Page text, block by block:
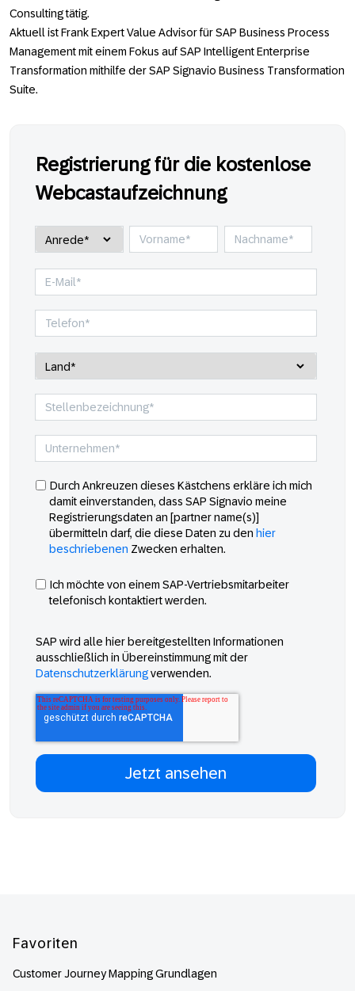
Consulting tätig.
Aktuell ist Frank Expert Value Advisor für SAP Business Process
Management mit einem Fokus auf SAP Intelligent Enterprise
Transformation mithilfe der SAP Signavio Business Transformation
Suite.
Registrierung für die kostenlose
Webcastaufzeichnung
Durch Ankreuzen dieses Kästchens erkläre ich mich
damit einverstanden, dass SAP Signavio meine
Registrierungsdaten an [partner name(s)]
übermitteln darf, die diese Daten zu den hier
beschriebenen Zwecken erhalten.
Ich möchte von einem SAP-Vertriebsmitarbeiter
telefonisch kontaktiert werden.
SAP wird alle hier bereitgestellten Informationen
ausschließlich in Übereinstimmung mit der
Datenschutzerklärungverwenden.
Favoriten
Customer Journey Mapping Grundlagen